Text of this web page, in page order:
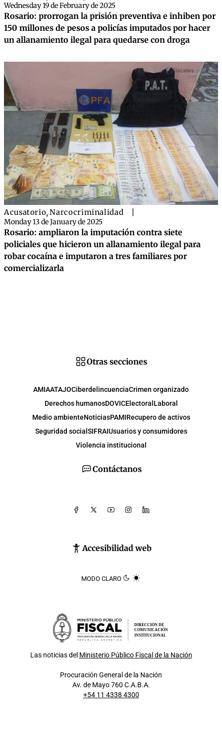
Wednesday 19 de February de 2025
Rosario: prorrogan la prisión preventiva e inhiben por
150 millones de pesos a policías imputados por hacer
un allanamiento ilegal para quedarse con droga
Acusatorio,Narcocriminalidad
Monday 13 de January de 2025
Rosario: ampliaron la imputación contra siete
policiales que hicieron un allanamiento ilegal para
robar cocaína e imputaron a tres familiares por
comercializarla
Contáctanos
Accesibilidad web
MODO CLARO
Otras secciones
AMIAATAJOCiberdelincuenciaCrimen organizado
Derechos humanosDOVICElectoral Laboral
Medio ambienteNoticiasPAMIRecupero de activos
Seguridad social SIFRAIUsuarios y consumidores
Violencia institucional
DIRECCIÓN DE
COMUNICACIÓN
INSTITUCIONAL
Las noticias del Ministerio Público Fiscal de la Nación
Procuración General de la Nación
Av. de Mayo 760 C.A.B.A.
+54 11 4338 4300